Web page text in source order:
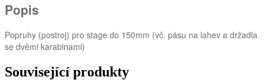
Popis
Popruhy (postroj) pro stage do 150mm (vč. pásu na lahev a držadla
se dvěmi karabinami)
Související produkty